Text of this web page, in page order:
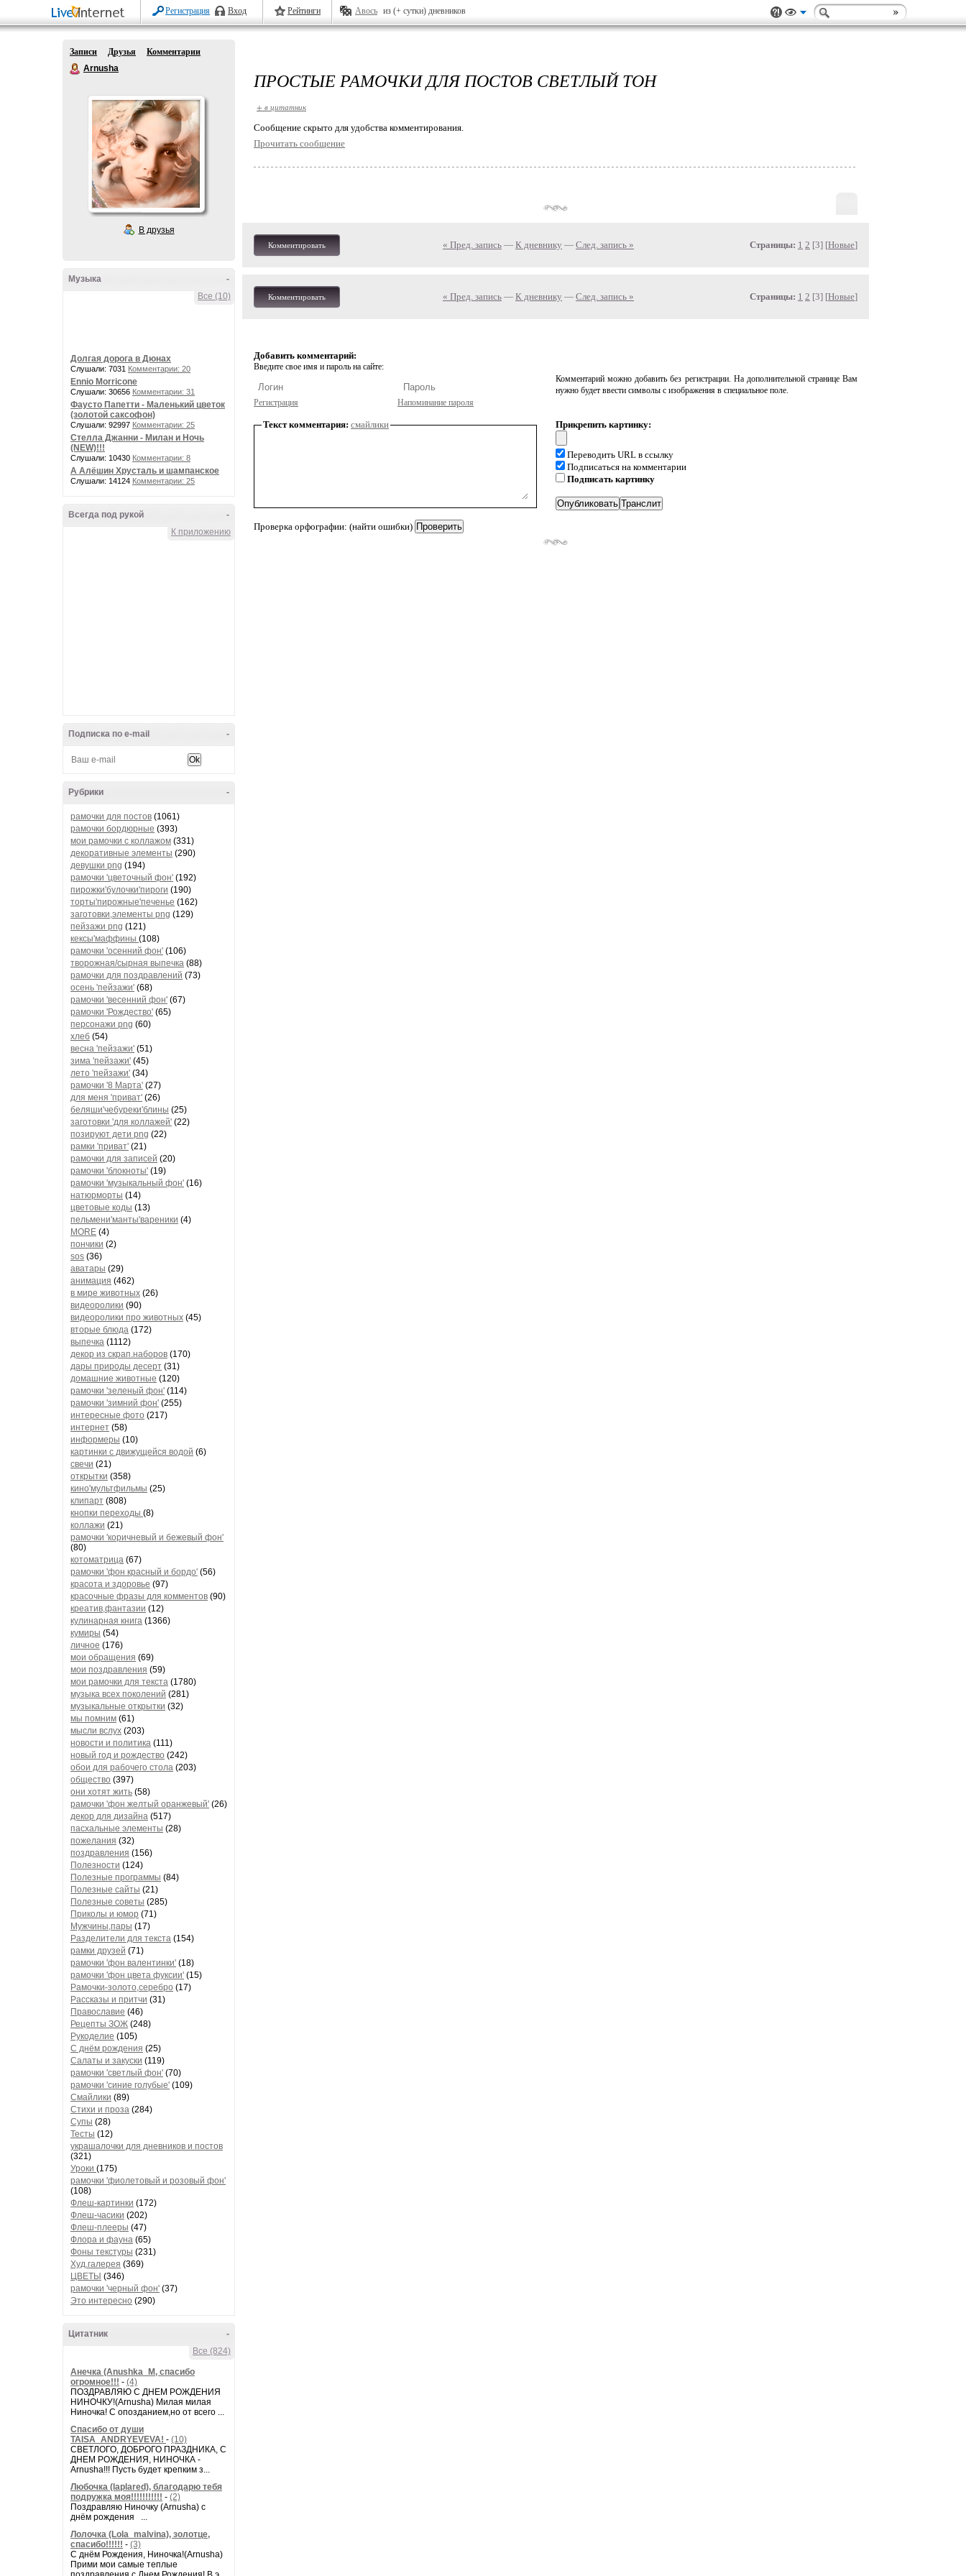
Регистрация Вход Рейтинги Авось из (+ сутки) дневников
Записи Друзья
Комментарии
Arnusha
В друзья
-
Музыка
Все (10)
Долгая дорога в Дюнах
Слушали: 7031 Комментарии: 20
Ennio Morricone
Слушали: 30656 Комментарии: 31
Фаусто Папетти - Маленький цветок
(золотой саксофон)
Слушали: 92997 Комментарии: 25
Стелла Джанни - Милан и Ночь
(NEW)!!!
Слушали: 10430 Комментарии: 8
А Алёшин Хрусталь и шампанское
Слушали: 14124 Комментарии: 25
-
Всегда под рукой
К приложению
-
Подписка по e-mail
-
Рубрики
рамочки для постов (1061)
рамочки бордюрные (393)
мои рамочки с коллажом (331)
декоративные элементы (290)
девушки png (194)
рамочки 'цветочный фон' (192)
пирожки'булочки'пироги (190)
торты'пирожные'печенье (162)
заготовки,элементы png (129)
пейзажи png (121)
кексы'маффины (108)
рамочки 'осенний фон' (106)
творожная/сырная выпечка (88)
рамочки для поздравлений (73)
осень 'пейзажи' (68)
рамочки 'весенний фон' (67)
рамочки 'Рождество' (65)
персонажи png (60)
хлеб (54)
весна 'пейзажи' (51)
зима 'пейзажи' (45)
лето 'пейзажи' (34)
рамочки '8 Марта' (27)
для меня 'приват' (26)
беляши'чебуреки'блины (25)
заготовки 'для коллажей' (22)
позируют дети png (22)
рамки 'приват' (21)
рамочки для записей (20)
рамочки 'блокноты' (19)
рамочки 'музыкальный фон' (16)
натюрморты (14)
цветовые коды (13)
пельмени'манты'вареники (4)
MORE (4)
пончики (2)
sos (36)
аватары (29)
анимация (462)
в мире животных (26)
видеоролики (90)
видеоролики про животных (45)
вторые блюда (172)
выпечка (1112)
декор из скрап.наборов (170)
дары природы десерт (31)
домашние животные (120)
рамочки 'зеленый фон' (114)
рамочки 'зимний фон' (255)
интересные фото (217)
интернет (58)
информеры (10)
картинки с движущейся водой (6)
свечи (21)
открытки (358)
кино'мультфильмы (25)
клипарт (808)
кнопки переходы (8)
коллажи (21)
рамочки 'коричневый и бежевый фон'
(80)
котоматрица (67)
рамочки 'фон красный и бордо' (56)
красота и здоровье (97)
красочные фразы для комментов (90)
креатив,фантазии (12)
кулинарная книга (1366)
кумиры (54)
личное (176)
мои обращения (69)
мои поздравления (59)
мои рамочки для текста (1780)
музыка всех поколений (281)
музыкальные открытки (32)
мы помним (61)
мысли вслух (203)
новости и политика (111)
новый год и рождество (242)
обои для рабочего стола (203)
общество (397)
они хотят жить (58)
рамочки 'фон желтый оранжевый' (26)
декор для дизайна (517)
пасхальные элементы (28)
пожелания (32)
поздравления (156)
Полезности (124)
Полезные программы (84)
Полезные сайты (21)
Полезные советы (285)
Приколы и юмор (71)
Мужчины,пары (17)
Разделители для текста (154)
рамки друзей (71)
рамочки 'фон валентинки' (18)
рамочки 'фон цвета фуксии' (15)
Рамочки-золото,серебро (17)
Рассказы и притчи (31)
Православие (46)
Рецепты ЗОЖ (248)
Рукоделие (105)
С днём рождения (25)
Салаты и закуски (119)
рамочки 'светлый фон' (70)
рамочки 'синие голубые' (109)
Смайлики (89)
Стихи и проза (284)
Супы (28)
Тесты (12)
украшалочки для дневников и постов
(321)
Уроки (175)
рамочки 'фиолетовый и розовый фон'
(108)
Флеш-картинки (172)
Флеш-часики (202)
Флеш-плееры (47)
Флора и фауна (65)
Фоны текстуры (231)
Худ.галерея (369)
ЦВЕТЫ (346)
рамочки 'черный фон' (37)
Это интересно (290)
-
Цитатник
Все (824)
Анечка (Anushka_M, спасибо
огромное!!! - (4)
ПОЗДРАВЛЯЮ С ДНЕМ РОЖДЕНИЯ
НИНОЧКУ!(Arnusha) Милая милая
Ниночка! С опозданием,но от всего ...
Спасибо от души
TAISA_ANDRYEVEVA! - (10)
СВЕТЛОГО, ДОБРОГО ПРАЗДНИКА, С
ДНЕМ РОЖДЕНИЯ, НИНОЧКА -
Arnusha!!! Пусть будет крепким з...
Любочка (laplared), благодарю тебя
подружка моя!!!!!!!!!!! - (2)
Поздравляю Ниночку (Arnusha) с
днём рождения ...
Лолочка (Lola_malvina), золотце,
спасибо!!!!!! - (3)
С днём Рождения, Ниночка!(Аrnusha)
Прими мои самые теплые
ПРОСТЫЕ РАМОЧКИ ДЛЯ ПОСТОВ СВЕТЛЫЙ ТОН
+ в цитатник
Cообщение скрыто для удобства комментирования.
Прочитать сообщение
Комментировать « Пред. запись — К дневнику — След. запись » Страницы: 1 2 [3] [Новые]
Комментировать « Пред. запись — К дневнику — След. запись » Страницы: 1 2 [3] [Новые]
Добавить комментарий:
Введите свое имя и пароль на сайте:
Регистрация Напоминание пароля
Комментарий можно добавить без регистрации. На дополнительной странице Вам
нужно будет ввести символы с изображения в специальное поле.
Текст комментария: смайлики
Проверка орфографии: (найти ошибки)
Прикрепить картинку:
Переводить URL в ссылку
Подписаться на комментарии
Подписать картинку